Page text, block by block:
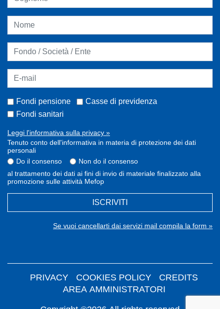
Fondi pensione
Casse di previdenza
Fondi sanitari
Leggi l'informativa sulla privacy »
Tenuto conto dell'informativa in materia di protezione dei dati
personali
Do il consenso
Non do il consenso
al trattamento dei dati ai fini di invio di materiale finalizzato alla
promozione sulle attività Mefop
ISCRIVITI
Se vuoi cancellarti dai servizi mail compila la form »
PRIVACY COOKIES POLICY
CREDITS
AREA AMMINISTRATORI